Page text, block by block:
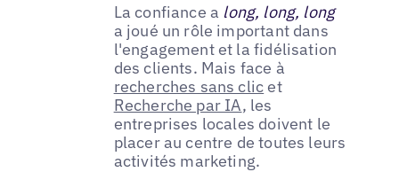
La confiance a long, long, long
a joué un rôle important dans
l'engagement et la fidélisation
des clients. Mais face à
recherches sans clic et
Recherche par IA, les
entreprises locales doivent le
placer au centre de toutes leurs
activités marketing.